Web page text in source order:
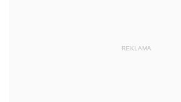
REKLAMA